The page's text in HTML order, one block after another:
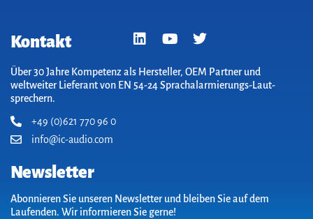
Kontakt
Über 30 Jahre Kompetenz als Hersteller, OEM Partner und
weltweiter Lieferant von EN 54-24 Sprach­alarm­ierungs-Laut­
sprechern.
+49 (0)621 770 96 0
info@ic-audio.com
Newsletter
Abonnieren Sie unseren Newsletter und bleiben Sie auf dem
Laufenden. Wir informieren Sie gerne!